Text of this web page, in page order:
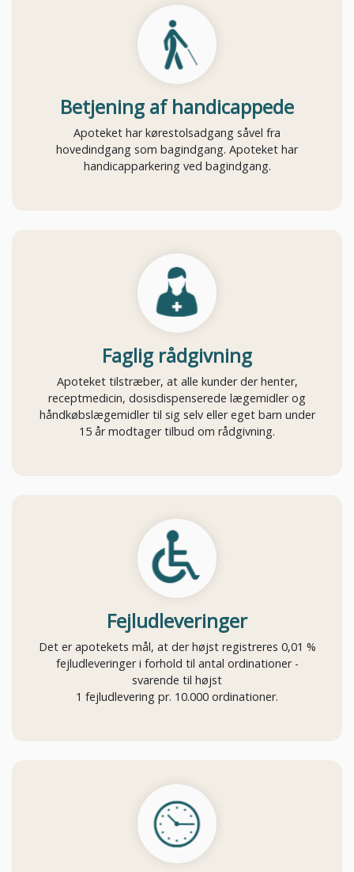
Betjening af handicappede
Apoteket har kørestolsadgang såvel fra
hovedindgang som bagindgang. Apoteket har
handicapparkering ved bagindgang.
Faglig rådgivning
Apoteket tilstræber, at alle kunder der henter,
receptmedicin, dosisdispenserede lægemidler og
håndkøbslægemidler til sig selv eller eget barn under
15 år modtager tilbud om rådgivning.
Fejludleveringer
Det er apotekets mål, at der højst registreres 0,01 %
fejludleveringer i forhold til antal ordinationer -
svarende til højst
1 fejludlevering pr. 10.000 ordinationer.